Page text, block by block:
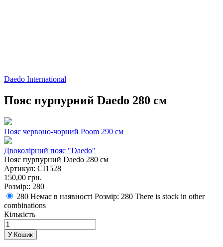
Daedo International
Пояс пурпурний Daedo 280 см
Пояс червоно-чорний Poom 290 см
Двоколірний пояс "Daedo"
Пояс пурпурний Daedo 280 см
Артикул: CI1528
150,00 грн.
Розмір:: 280
280 Немає в наявності Розмір: 280 There is stock in other
combinations
Кількість
У Кошик